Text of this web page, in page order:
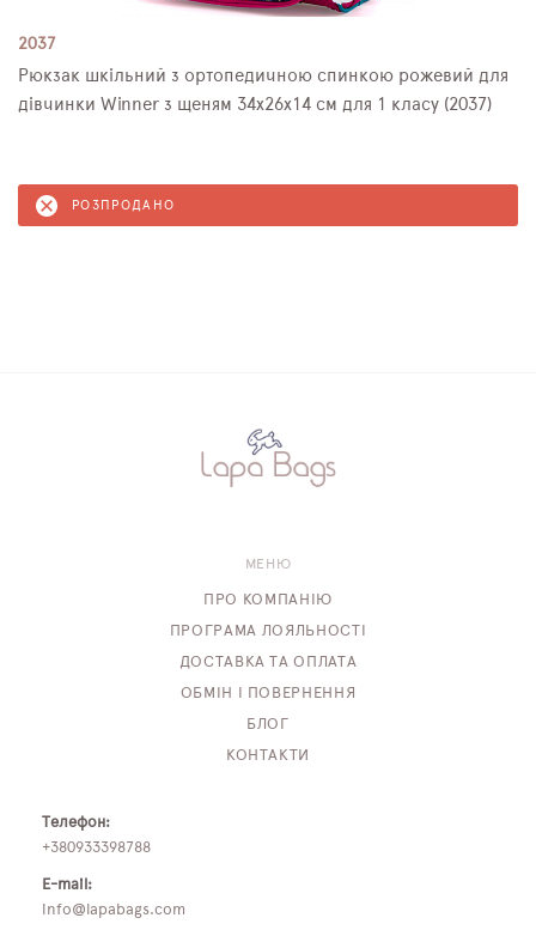
2037
Рюкзак шкільний з ортопедичною спинкою рожевий для
дівчинки Winner з щеням 34х26х14 см для 1 класу (2037)
РОЗПРОДАНО
МЕНЮ
ПРО КОМПАНІЮ
ПРОГРАМА ЛОЯЛЬНОСТІ
ДОСТАВКА ТА ОПЛАТА
ОБМІН І ПОВЕРНЕННЯ
БЛОГ
КОНТАКТИ
Телефон:
+380933398788
E-mail:
info@lapabags.com